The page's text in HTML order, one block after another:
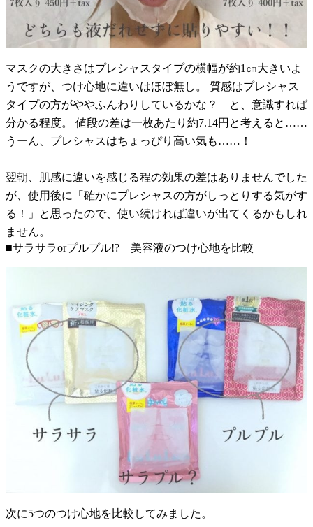
マスクの大きさはプレシャスタイプの横幅が約1㎝大きいよ
うですが、つけ心地に違いはほぼ無し。 質感はプレシャス
タイプの方がややふんわりしているかな？ と、意識すれば
分かる程度。 値段の差は一枚あたり約7.14円と考えると……
うーん、プレシャスはちょっぴり高い気も……！
翌朝、肌感に違いを感じる程の効果の差はありませんでした
が、使用後に「確かにプレシャスの方がしっとりする気がす
る！」と思ったので、使い続ければ違いが出てくるかもしれ
ません。
■サラサラorプルプル!? 美容液のつけ心地を比較
次に5つのつけ心地を比較してみました。